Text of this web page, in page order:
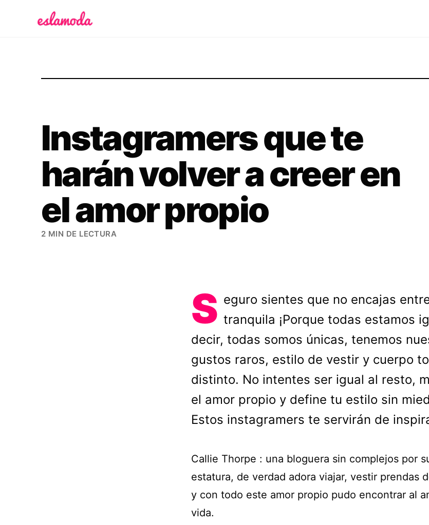
Instagramers que te
harán volver a creer en
el amor propio
2 MIN DE LECTURA
S eguro sientes que no encajas
tranquila ¡Porque todas estamos
decir, todas somos únicas, tenemos
gustos raros, estilo de vestir y cuerpo
distinto. No intentes ser igual al resto,
el amor propio y define tu estilo sin
Estos instagramers te servirán de
Callie Thorpe : una bloguera sin complejos por
estatura, de verdad adora viajar, vestir prendas
y con todo este amor propio pudo encontrar al
vida.